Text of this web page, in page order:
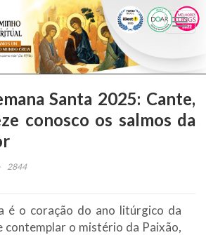
Santa 2025: Cante,
conosco os salmos da
2844
é o coração do ano litúrgico da
contemplar o mistério da Paixão,